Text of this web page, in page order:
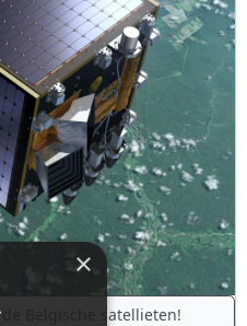
Belgische satellieten!
×